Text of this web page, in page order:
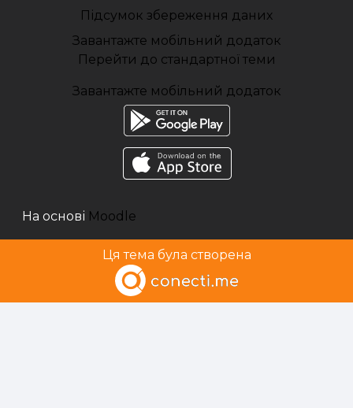
Підсумок збереження даних
Завантажте мобільний додаток
Перейти до стандартної теми
Завантажте мобільний додаток
На основі Moodle
Ця тема була створена